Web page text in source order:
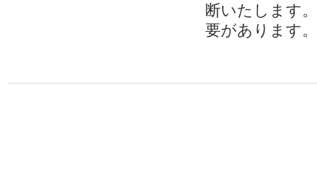
断いたします
要があります。